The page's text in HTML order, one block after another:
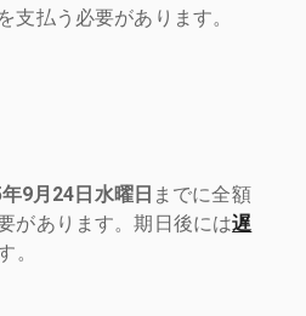
支払う必要があります。
9月24日水曜日 までに全額
があります。期日後には遅
。